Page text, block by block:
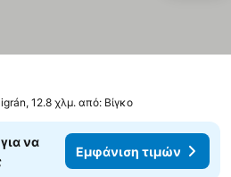
12.8 χλμ. από: Βίγκο
να
Εμφάνιση τιμών